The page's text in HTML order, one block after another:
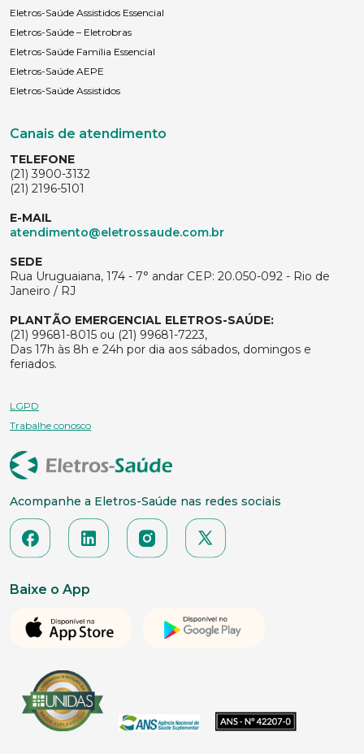
Eletros-Saúde Assistidos Essencial
Eletros-Saúde – Eletrobras
Eletros-Saúde Família Essencial
Eletros-Saúde AEPE
Eletros-Saúde Assistidos
Canais de atendimento
TELEFONE
(21) 3900-3132
(21) 2196-5101
E-MAIL
atendimento@eletrossaude.com.br
SEDE
Rua Uruguaiana, 174 - 7° andar CEP: 20.050-092 - Rio de
Janeiro / RJ
PLANTÃO EMERGENCIAL ELETROS-SAÚDE:
(21) 99681-8015 ou (21) 99681-7223,
Das 17h às 8h e 24h por dia aos sábados, domingos e
feriados.
LGPD
Trabalhe conosco
Acompanhe a Eletros-Saúde nas redes sociais
Baixe o App